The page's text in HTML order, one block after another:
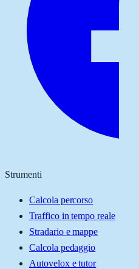
Strumenti
Calcola percorso
Traffico in tempo reale
Stradario e mappe
Calcola pedaggio
Autovelox e tutor